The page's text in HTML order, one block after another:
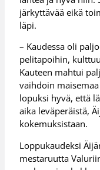
järkyttävää eikä
läpi.
– Kaudessa oli
pelitapoihin,
Kauteen mahtui
vaihdoin
lopuksi hyvä, että
aika leväperäistä,
kokemuksistaan.
Loppukaudeksi
mestaruutta